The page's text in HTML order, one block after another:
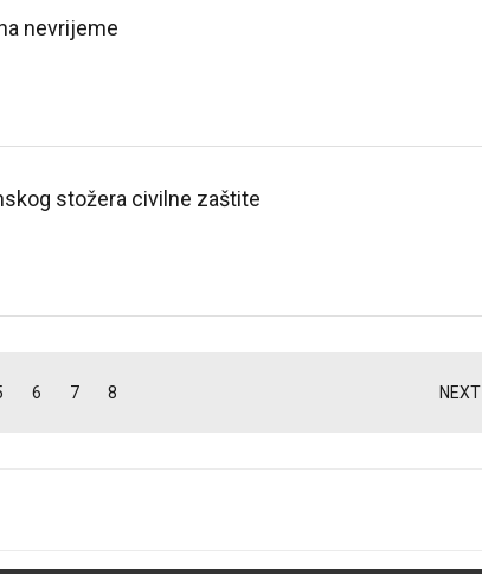
nevrijeme
stožera civilne zaštite
6 7 8 NEXT